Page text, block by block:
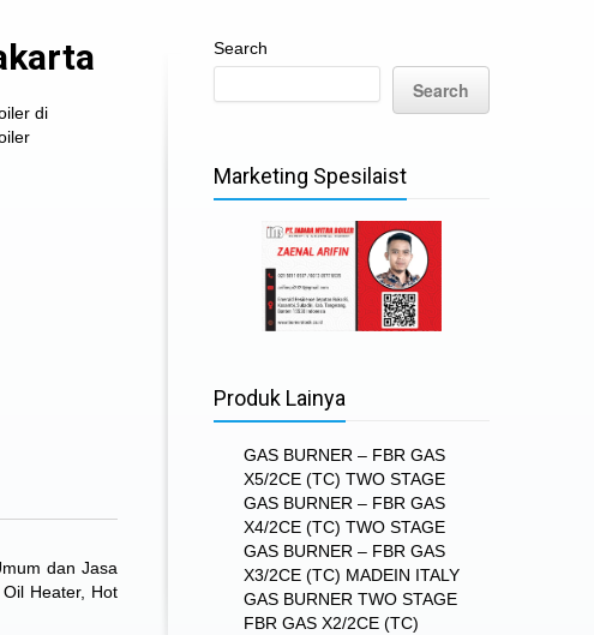
di
dan Jasa
Heater, Hot
Search
Search
Marketing Spesilaist
Produk Lainya
GAS BURNER – FBR GAS
X5/2CE (TC) TWO STAGE
GAS BURNER – FBR GAS
X4/2CE (TC) TWO STAGE
GAS BURNER – FBR GAS
X3/2CE (TC) MADEIN ITALY
GAS BURNER TWO STAGE
FBR GAS X2/2CE (TC)